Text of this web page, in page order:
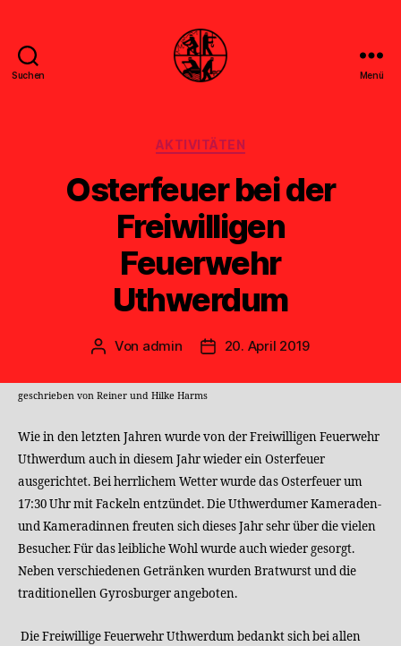
Suchen Menü
Kategorien
AKTIVITÄTEN
Osterfeuer bei der
Freiwilligen
Feuerwehr
Uthwerdum
Beitragsautor
Von admin Veröffentlichungsdatum
20. April 2019
geschrieben von Reiner und Hilke Harms
Wie in den letzten Jahren wurde von der Freiwilligen Feuerwehr
Uthwerdum auch in diesem Jahr wieder ein Osterfeuer
ausgerichtet. Bei herrlichem Wetter wurde das Osterfeuer um
17:30 Uhr mit Fackeln entzündet. Die Uthwerdumer Kameraden-
und Kameradinnen freuten sich dieses Jahr sehr über die vielen
Besucher. Für das leibliche Wohl wurde auch wieder gesorgt.
Neben verschiedenen Getränken wurden Bratwurst und die
traditionellen Gyrosburger angeboten.
Die Freiwillige Feuerwehr Uthwerdum bedankt sich bei allen